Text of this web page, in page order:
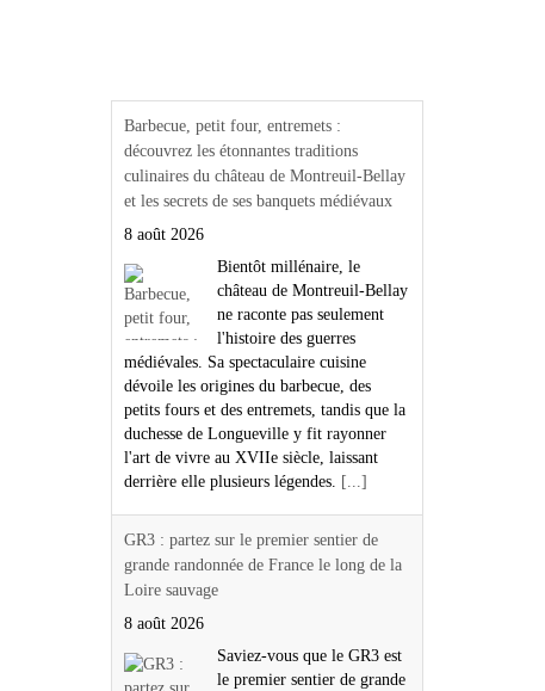
Barbecue, petit four, entremets :
découvrez les étonnantes traditions
culinaires du château de Montreuil-Bellay
et les secrets de ses banquets médiévaux
8 août 2026
Bientôt millénaire, le
château de Montreuil-Bellay
ne raconte pas seulement
l'histoire des guerres
médiévales. Sa spectaculaire cuisine
dévoile les origines du barbecue, des
petits fours et des entremets, tandis que la
duchesse de Longueville y fit rayonner
l'art de vivre au XVIIe siècle, laissant
derrière elle plusieurs légendes.
[...]
GR3 : partez sur le premier sentier de
grande randonnée de France le long de la
Loire sauvage
8 août 2026
Saviez-vous que le GR3 est
le premier sentier de grande